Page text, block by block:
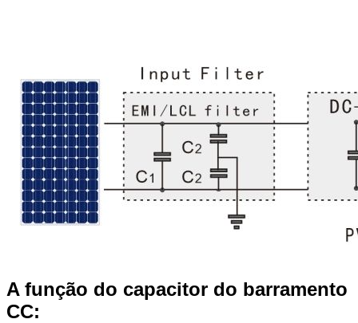
A função do capacitor do barramento
CC: